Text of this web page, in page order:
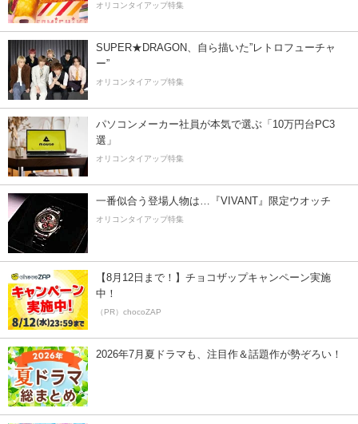
オリコンタイアップ特集
SUPER★DRAGON、自ら描いた”レトロフューチャ
ー”
オリコンタイアップ特集
パソコンメーカー社員が本気で選ぶ「10万円台PC3
選」
オリコンタイアップ特集
一番似合う登場人物は…『VIVANT』限定ウオッチ
オリコンタイアップ特集
【8月12日まで！】チョコザップキャンペーン実施
中！
（PR）chocoZAP
2026年7月夏ドラマも、注目作＆話題作が勢ぞろい！